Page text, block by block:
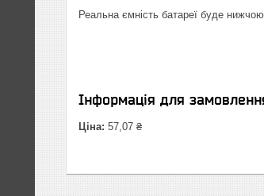
Реальна ємність батареї буде
Інформація для
Ціна: 57,07 ₴